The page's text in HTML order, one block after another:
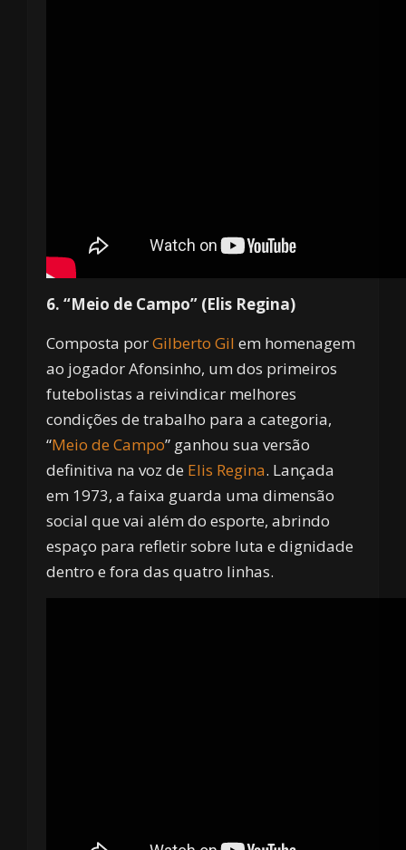
6. “Meio de Campo” (Elis Regina)
Composta porGilberto Gil em homenagem
ao jogador Afonsinho, um dos primeiros
futebolistas a reivindicar melhores
condições de trabalho para a categoria,
“Meio de Campo” ganhou sua versão
definitiva na voz de Elis Regina. Lançada
em 1973, a faixa guarda uma dimensão
social que vai além do esporte, abrindo
espaço para refletir sobre luta e dignidade
dentro e fora das quatro linhas.